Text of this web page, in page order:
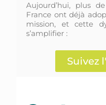
Aujourd’hui, plus
France ont déjà
mission, et cette
s’amplifier :
Suivez